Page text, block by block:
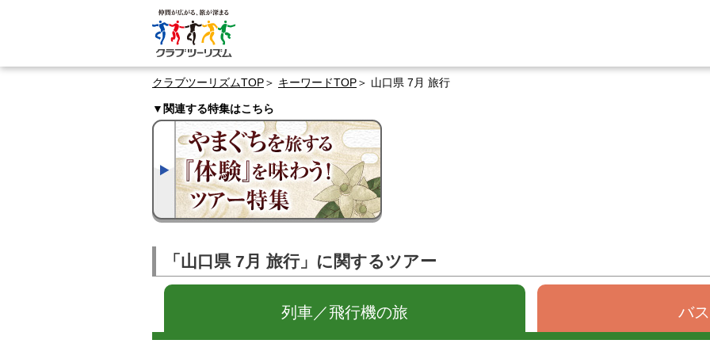
クラブツーリズムTOP キーワードTOP 山口県 7月 旅行
▼関連する特集はこちら
「山口県 7月 旅行」に関するツアー
列車／飛行機の旅 バ